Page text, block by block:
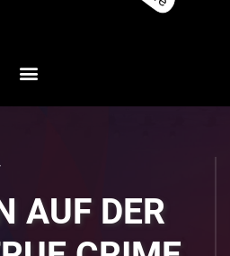
AUF DER